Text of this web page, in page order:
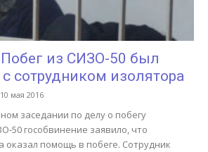
Побег из СИЗО-50 был
сотрудником изолятора
10 мая 2016
заседании по делу о побегу
50 гособвинение заявило, что
оказал помощь в побеге. Сотрудник